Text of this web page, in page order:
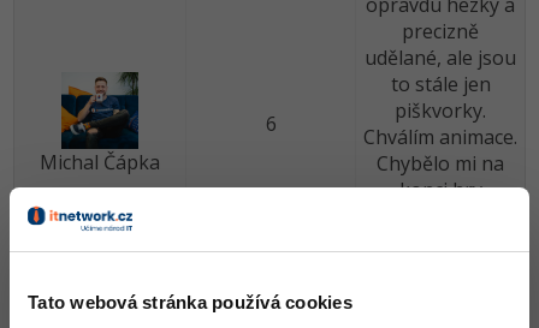
Tato webová stránka používá cookies
Michal Čápka
6
precizně
udělané, ale jsou
to stále jen
piškvorky.
Chválím animace.
Chybělo mi na
konci hry